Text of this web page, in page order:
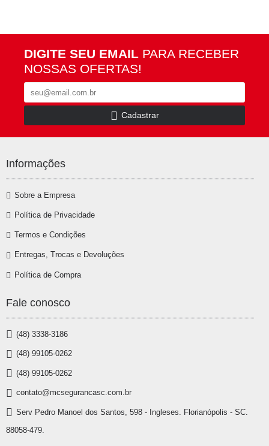
DIGITE SEU EMAIL PARA RECEBER
NOSSAS OFERTAS!
Cadastrar
Informações
Sobre a Empresa
Política de Privacidade
Termos e Condições
Entregas, Trocas e Devoluções
Política de Compra
Fale conosco
(48) 3338-3186
(48) 99105-0262
(48) 99105-0262
contato@mcsegurancasc.com.br
Serv Pedro Manoel dos Santos, 598 - Ingleses. Florianópolis - SC.
88058-479.